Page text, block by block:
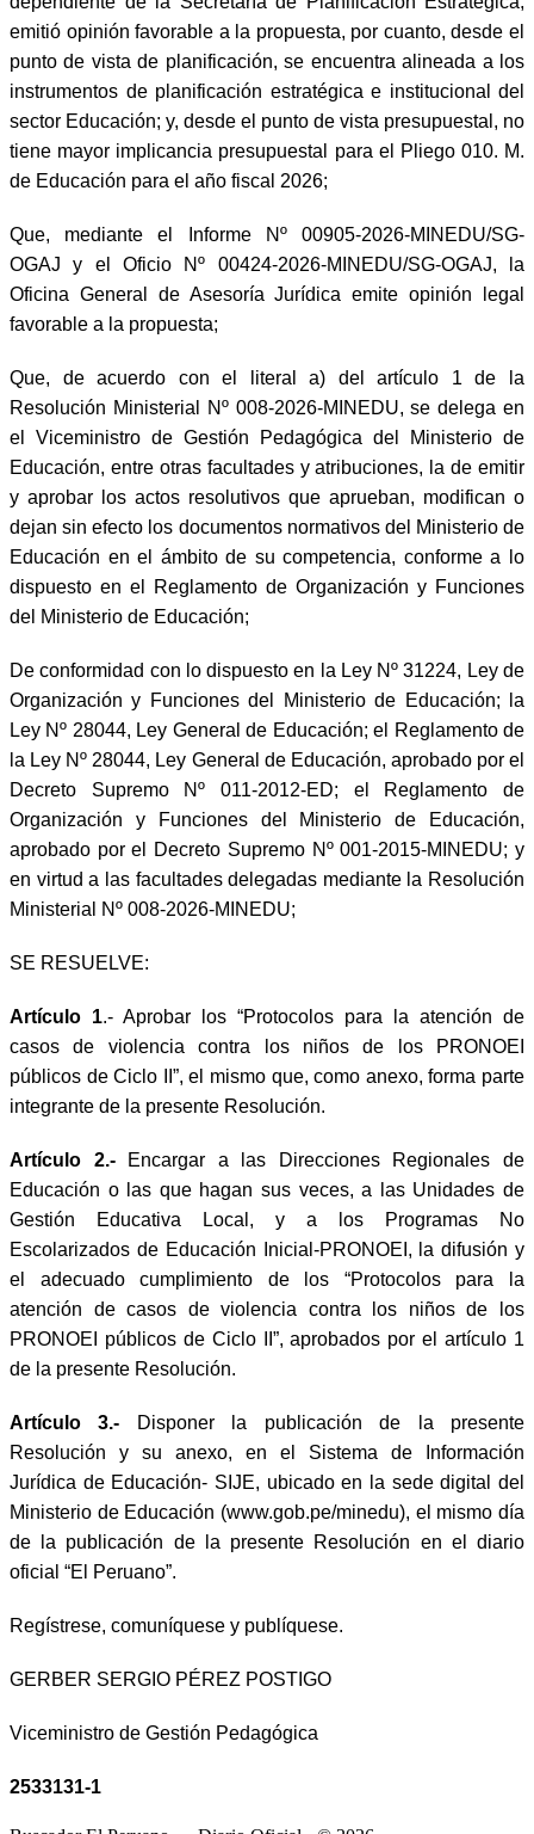
emitió opinión favorable a la propuesta, por cuanto, desde el
punto de vista de planificación, se encuentra alineada a los
instrumentos de planificación estratégica e institucional del
sector Educación; y, desde el punto de vista presupuestal, no
tiene mayor implicancia presupuestal para el Pliego 010. M.
de Educación para el año fiscal 2026;
Que, mediante el Informe Nº 00905-2026-MINEDU/SG-
OGAJ y el Oficio Nº 00424-2026-MINEDU/SG-OGAJ, la
Oficina General de Asesoría Jurídica emite opinión legal
favorable a la propuesta;
Que, de acuerdo con el literal a) del artículo 1 de la
Resolución Ministerial Nº 008-2026-MINEDU, se delega en
el Viceministro de Gestión Pedagógica del Ministerio de
Educación, entre otras facultades y atribuciones, la de emitir
y aprobar los actos resolutivos que aprueban, modifican o
dejan sin efecto los documentos normativos del Ministerio de
Educación en el ámbito de su competencia, conforme a lo
dispuesto en el Reglamento de Organización y Funciones
del Ministerio de Educación;
De conformidad con lo dispuesto en la Ley Nº 31224, Ley de
Organización y Funciones del Ministerio de Educación; la
Ley Nº 28044, Ley General de Educación; el Reglamento de
la Ley Nº 28044, Ley General de Educación, aprobado por el
Decreto Supremo Nº 011-2012-ED; el Reglamento de
Organización y Funciones del Ministerio de Educación,
aprobado por el Decreto Supremo Nº 001-2015-MINEDU; y
en virtud a las facultades delegadas mediante la Resolución
Ministerial Nº 008-2026-MINEDU;
SE RESUELVE:
Artículo 1.- Aprobar los “Protocolos para la atención de
casos de violencia contra los niños de los PRONOEI
públicos de Ciclo II”, el mismo que, como anexo, forma parte
integrante de la presente Resolución.
Artículo 2.-Encargar a las Direcciones Regionales de
Educación o las que hagan sus veces, a las Unidades de
Gestión Educativa Local, y a los Programas No
Escolarizados de Educación Inicial-PRONOEI, la difusión y
el adecuado cumplimiento de los “Protocolos para la
atención de casos de violencia contra los niños de los
PRONOEI públicos de Ciclo II”, aprobados por el artículo 1
de la presente Resolución.
Artículo 3.- Disponer la publicación de la presente
Resolución y su anexo, en el Sistema de Información
Jurídica de Educación- SIJE, ubicado en la sede digital del
Ministerio de Educación (www.gob.pe/minedu), el mismo día
de la publicación de la presente Resolución en el diario
oficial “El Peruano”.
Regístrese, comuníquese y publíquese.
GERBER SERGIO PÉREZ POSTIGO
Viceministro de Gestión Pedagógica
2533131-1